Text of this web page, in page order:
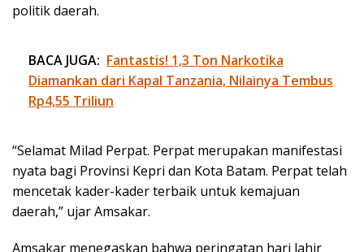
politik daerah.
BACA JUGA: Fantastis! 1,3 Ton Narkotika
Diamankan dari Kapal Tanzania, Nilainya Tembus
Rp4,55 Triliun
“Selamat Milad Perpat. Perpat merupakan manifestasi
nyata bagi Provinsi Kepri dan Kota Batam. Perpat telah
mencetak kader-kader terbaik untuk kemajuan
daerah,” ujar Amsakar.
Amsakar menegaskan bahwa peringatan hari lahir